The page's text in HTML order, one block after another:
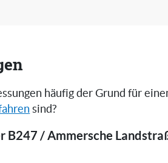
häufig der Grund für
sind?
B247 / Ammersche